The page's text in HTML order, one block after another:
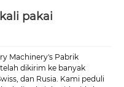
pakai
Machinery's Pabrik
dikirim ke banyak
dan Rusia. Kami peduli